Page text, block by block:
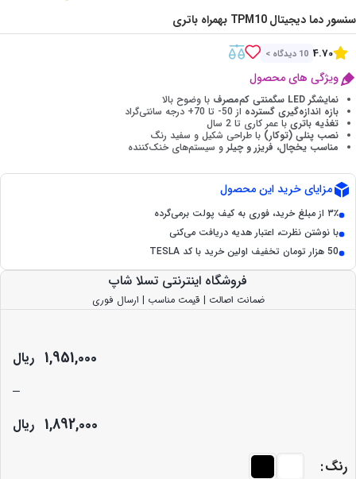
سنسور دما دیجیتال TPM10 بهمراه باتری
4.70 10 دیدگاه >
ویژگی های محصول
نمایشگر LED سگمنتی کم‌مصرف با وضوح بالا
بازه اندازه‌گیری گسترده از 50- تا 70+ درجه سانتی‌گراد
تغذیه باتری با عمر کاری تا 2 سال
نصب پنلی (توکار) با طراحی شکیل و سفید رنگ
مناسب یخچال، فریزر و چیلر و سیستم‌های خنک‌کننده
مزایای خرید این محصول
۳٪ از مبلغ خرید، فوری به کیف پولت برمی‌گرده
با نوشتن نظرت، اعتبار هدیه دریافت می‌کنی
50 هزار تومان تخفیف اولین خرید با کد TESLA
فروشگاه اینترنتی تسلا شاپ
ضمانت اصالت | قیمت مناسب | ارسال فوری
1,951,000 ریال
–
1,892,000 ریال
رنگ